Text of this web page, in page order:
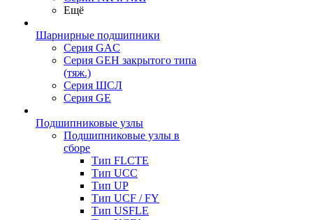
Ещё
Шарнирные подшипники
Серия GAC
Серия GEH закрытого типа
(тяж.)
Серия ШСЛ
Серия GE
Подшипниковые узлы
Подшипниковые узлы в
сборе
Тип FLCTE
Тип UCC
Тип UP
Тип UCF / FY
Тип USFLE